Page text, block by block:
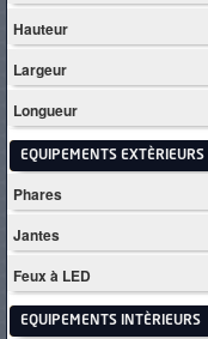
Hauteur
Largeur
Longueur
EQUIPEMENTS EXTÈRIEURS
Phares
Jantes
Feux à LED
EQUIPEMENTS INTÈRIEURS